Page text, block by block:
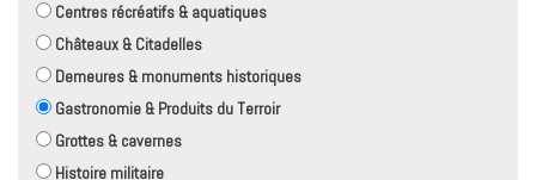
Centres récréatifs & aquatiques
Châteaux & Citadelles
Demeures & monuments historiques
Gastronomie & Produits du Terroir
Grottes & cavernes
Histoire militaire